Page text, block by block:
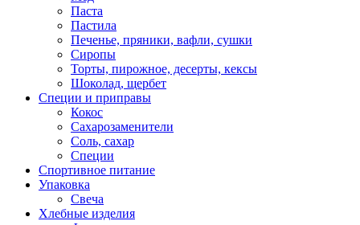
Паста
Пастила
Печенье, пряники, вафли, сушки
Сиропы
Торты, пирожное, десерты, кексы
Шоколад, щербет
Специи и приправы
Кокос
Сахарозаменители
Соль, сахар
Специи
Спортивное питание
Упаковка
Свеча
Хлебные изделия